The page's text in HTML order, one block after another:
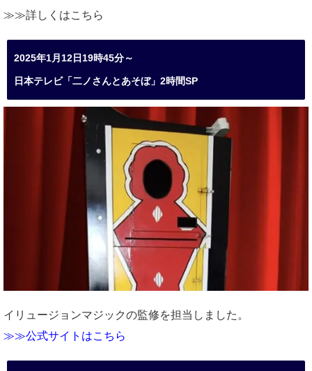
≫≫詳しくはこちら
2025年1月12日19時45分～
日本テレビ「二ノさんとあそぼ」2時間SP
イリュージョンマジックの監修を担当しました。
≫≫公式サイトはこちら